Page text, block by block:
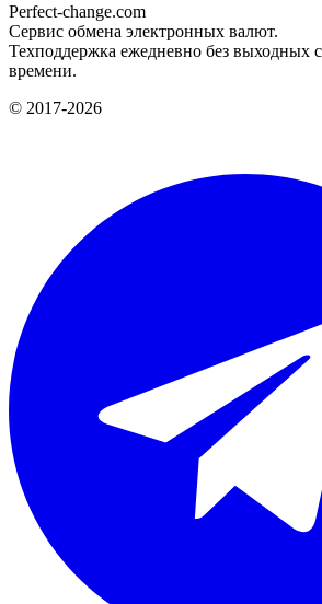
Perfect-change.com
Сервис обмена электронных валют.
Техподдержка ежедневно без выходных
времени.
© 2017-2026